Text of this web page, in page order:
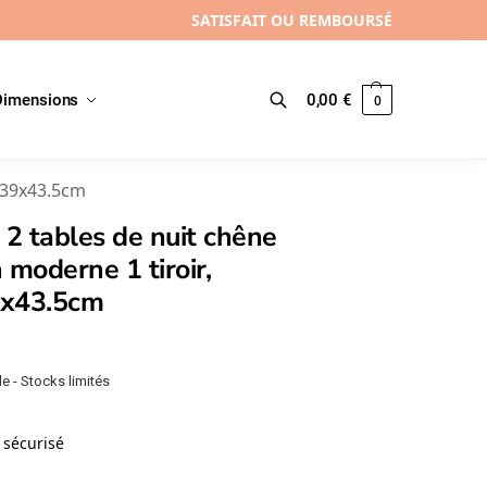
SATISFAIT OU REMBOURSÉ
Recherche 0,00€ 0
tables de nuit chêne
moderne 1 tiroir,
- Stocks limités